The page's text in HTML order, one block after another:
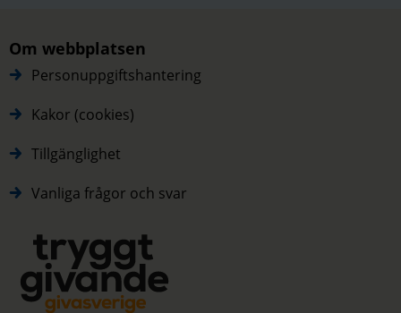
Om webbplatsen
Personuppgiftshantering
Kakor (cookies)
Tillgänglighet
Vanliga frågor och svar